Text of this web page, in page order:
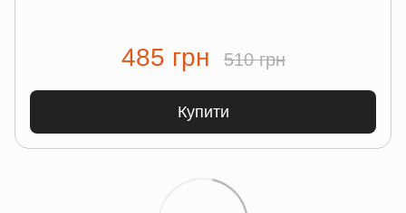
485 грн 510 грн
Купити